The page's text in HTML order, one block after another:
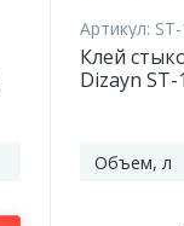
Артикул:
Клей
Dizayn
Объем, л